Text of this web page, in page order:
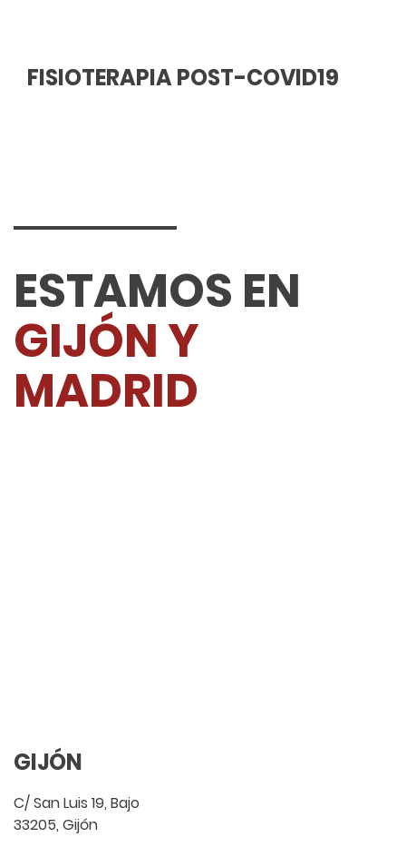
FISIOTERAPIA POST-COVID19
ESTAMOS EN
GIJÓN Y
MADRID
GIJÓN
C/ San Luis 19, Bajo
33205, Gijón